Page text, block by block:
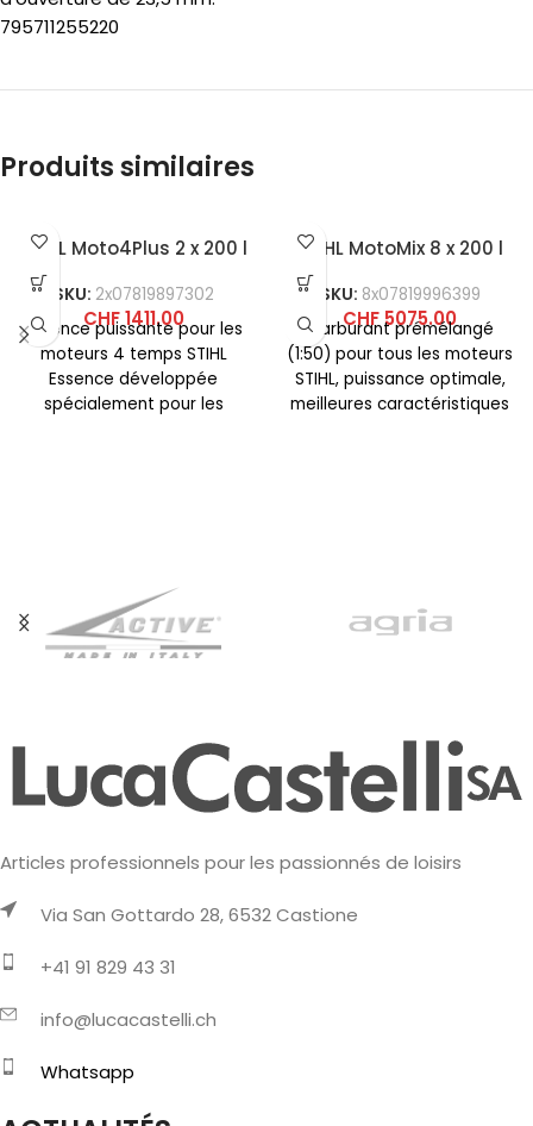
795711255220
Produits similaires
STIHL Moto4Plus 2 x 200 l
SKU: 2x07819897302
CHF1411.00
Essence puissante pour les
moteurs 4 temps STIHL
Essence développée
spécialement pour les
STIHL MotoMix 8 x 200 l
SKU: 8x07819996399
CHF5075.00
Carburant prémélangé
(1:50) pour tous les moteurs
STIHL, puissance optimale,
meilleures caractéristiques
Articles professionnels pour les passionnés de loisirs
Via San Gottardo 28, 6532 Castione
+41 91 829 43 31
info@lucacastelli.ch
Whatsapp